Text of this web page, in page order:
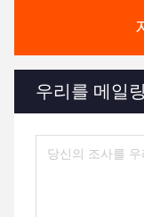
우리를 메일